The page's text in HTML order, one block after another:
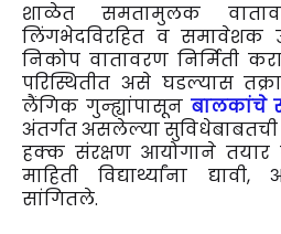
शाळेत समतामुलक
लिंगभेदविरहित व समावेशक
निकोप वातावरण निर्मिती
परिस्थितीत असे घडल्यास
लैंगिक गुन्ह्यांपासून बालकांचे
अंतर्गत असलेल्या सुविधेबाबतची
हक्क संरक्षण आयोगाने
माहिती विद्यार्थ्यांना
सांगितले.